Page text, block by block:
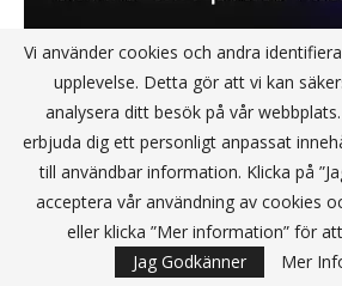
EFTER JOBBET
Vi använder cookies och andra
upplevelse. Detta gör att vi kan
analysera ditt besök på vår
erbjuda dig ett personligt anpassat
till användbar information. Klicka på
acceptera vår användning av cookies
eller klicka ”Mer information” för
Jag Godkänner
Mer